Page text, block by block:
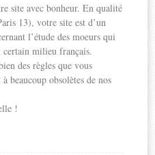
site avec bonheur. En qualité
13), votre site est d’un
l’étude des moeurs qui
certain milieu français.
des règles que vous
beaucoup obsolètes de nos
!